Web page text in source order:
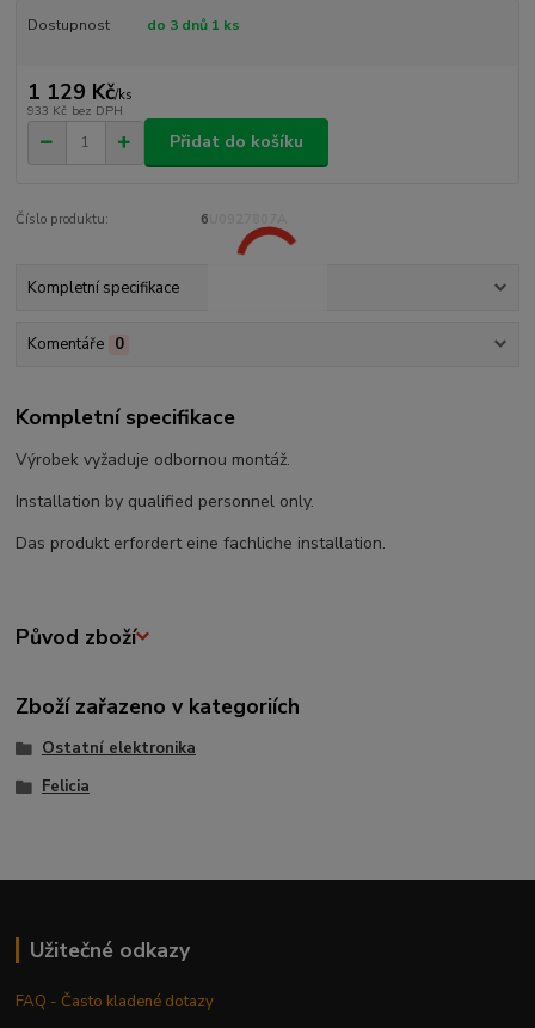
Dostupnost do 3 dnů 1 ks
1 129 Kč/ks
933 Kč bez DPH
Přidat do košíku
Číslo produktu: 6U0927807A
Kompletní specifikace
Komentáře 0
Kompletní specifikace
Výrobek vyžaduje odbornou montáž.
Installation by qualified personnel only.
Das produkt erfordert eine fachliche installation.
Původ zboží
Zboží zařazeno v kategoriích
Ostatní elektronika
Felicia
Užitečné odkazy
FAQ - Často kladené dotazy